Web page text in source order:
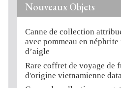
Nouveaux Objets
Canne de collection
avec pommeau en
d’aigle
Rare coffret de voyage de
d'origine vietnamienne